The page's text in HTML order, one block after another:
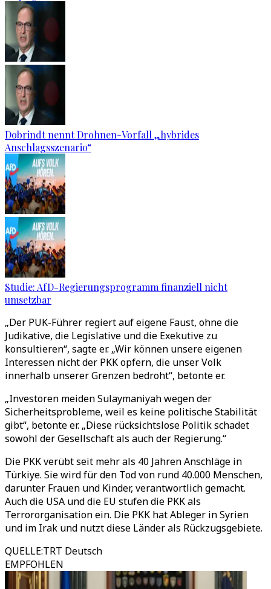
Dobrindt nennt Drohnen-Vorfall „hybrides
Anschlagsszenario“
Studie: AfD-Regierungsprogramm finanziell nicht
umsetzbar
„Der PUK-Führer regiert auf eigene Faust, ohne die
Judikative, die Legislative und die Exekutive zu
konsultieren“, sagte er. „Wir können unsere eigenen
Interessen nicht der PKK opfern, die unser Volk
innerhalb unserer Grenzen bedroht“, betonte er.
„Investoren meiden Sulaymaniyah wegen der
Sicherheitsprobleme, weil es keine politische Stabilität
gibt“, betonte er. „Diese rücksichtslose Politik schadet
sowohl der Gesellschaft als auch der Regierung.“
Die PKK verübt seit mehr als 40 Jahren Anschläge in
Türkiye. Sie wird für den Tod von rund 40.000 Menschen,
darunter Frauen und Kinder, verantwortlich gemacht.
Auch die USA und die EU stufen die PKK als
Terrororganisation ein. Die PKK hat Ableger in Syrien
und im Irak und nutzt diese Länder als Rückzugsgebiete.
QUELLE:TRT Deutsch
EMPFOHLEN